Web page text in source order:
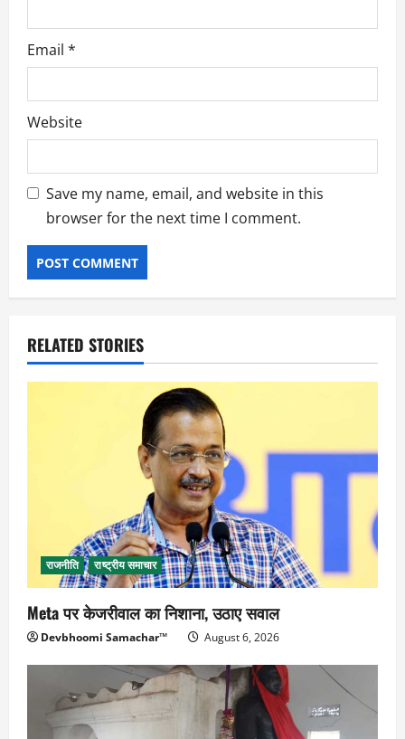
Email *
Website
Save my name, email, and website in this
browser for the next time I comment.
RELATED STORIES
राजनीति राष्ट्रीय समाचार
Meta पर केजरीवाल का निशाना, उठाए सवाल
Devbhoomi Samachar™ August 6, 2026